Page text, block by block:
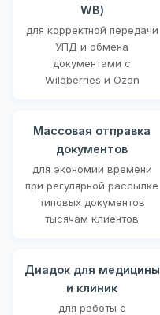
WB)
для корректной передачи
УПД и обмена
документами с
Wildberries и Ozon
Массовая отправка
документов
для экономии времени
при регулярной рассылке
типовых документов
тысячам клиентов
Диадок для медицины
и клиник
для работы с